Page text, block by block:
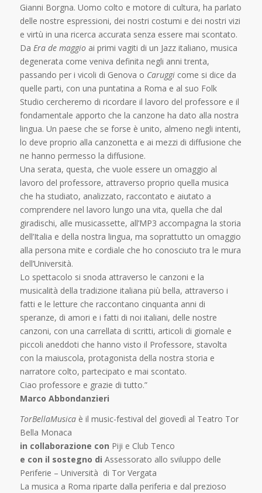
Gianni Borgna. Uomo colto e motore di cultura, ha parlato
delle nostre espressioni, dei nostri costumi e dei nostri vizi
e virtù in una ricerca accurata senza essere mai scontato.
Da Era de maggioai primi vagiti di un Jazz italiano, musica
degenerata come veniva definita negli anni trenta,
passando per i vicoli di Genova o Caruggicome si dice da
quelle parti, con una puntatina a Roma e al suo Folk
Studio cercheremo di ricordare il lavoro del professore e il
fondamentale apporto che la canzone ha dato alla nostra
lingua. Un paese che se forse è unito, almeno negli intenti,
lo deve proprio alla canzonetta e ai mezzi di diffusione che
ne hanno permesso la diffusione.
Una serata, questa, che vuole essere un omaggio al
lavoro del professore, attraverso proprio quella musica
che ha studiato, analizzato, raccontato e aiutato a
comprendere nel lavoro lungo una vita, quella che dal
giradischi, alle musicassette, all’MP3 accompagna la storia
dell’Italia e della nostra lingua, ma soprattutto un omaggio
alla persona mite e cordiale che ho conosciuto tra le mura
dell’Università.
Lo spettacolo si snoda attraverso le canzoni e la
musicalità della tradizione italiana più bella, attraverso i
fatti e le letture che raccontano cinquanta anni di
speranze, di amori e i fatti di noi italiani, delle nostre
canzoni, con una carrellata di scritti, articoli di giornale e
piccoli aneddoti che hanno visto il Professore, stavolta
con la maiuscola, protagonista della nostra storia e
narratore colto, partecipato e mai scontato.
Ciao professore e grazie di tutto.”
Marco Abbondanzieri
TorBellaMusicaè il music-festival del giovedì al Teatro Tor
Bella Monaca
in collaborazione con Piji e Club Tenco
e con il sostegno di Assessorato allo sviluppo delle
Periferie – Università di Tor Vergata
La musica a Roma riparte dalla periferia e dal prezioso